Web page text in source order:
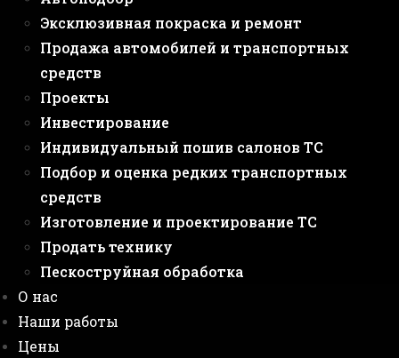
Эксклюзивная покраска и ремонт
Продажа автомобилей и транспортных
средств
Проекты
Инвестирование
Индивидуальный пошив салонов ТС
Подбор и оценка редких транспортных
средств
Изготовление и проектирование ТС
Продать технику
Пескоструйная обработка
О нас
Наши работы
Цены